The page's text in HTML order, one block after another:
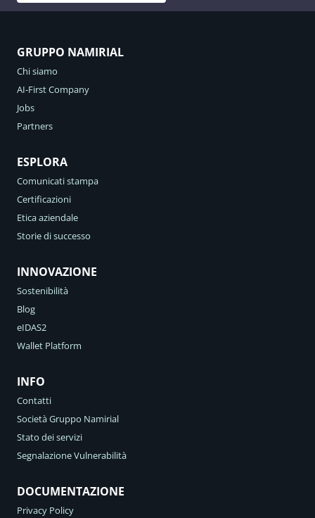
GRUPPO NAMIRIAL
Chi siamo
AI-First Company
Jobs
Partners
ESPLORA
Comunicati stampa
Certificazioni
Etica aziendale
Storie di successo
INNOVAZIONE
Sostenibilità
Blog
eIDAS2
Wallet Platform
INFO
Contatti
Società Gruppo Namirial
Stato dei servizi
Segnalazione Vulnerabilità
DOCUMENTAZIONE
Privacy Policy